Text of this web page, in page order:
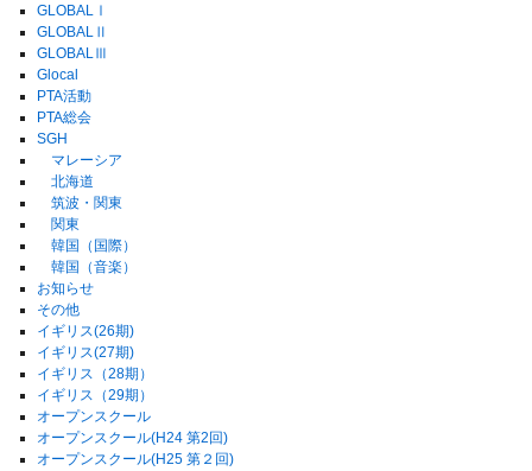
GLOBALⅠ
GLOBALⅡ
GLOBALⅢ
Glocal
PTA活動
PTA総会
SGH
マレーシア
北海道
筑波・関東
関東
韓国（国際）
韓国（音楽）
お知らせ
その他
イギリス(26期)
イギリス(27期)
イギリス（28期）
イギリス（29期）
オープンスクール
オープンスクール(H24 第2回)
オープンスクール(H25 第２回)